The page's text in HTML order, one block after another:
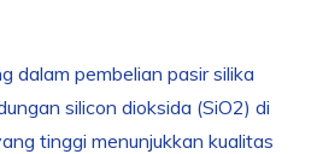
dalam pembelian pasir silika
silicon dioksida (SiO2) di
tinggi menunjukkan kualitas